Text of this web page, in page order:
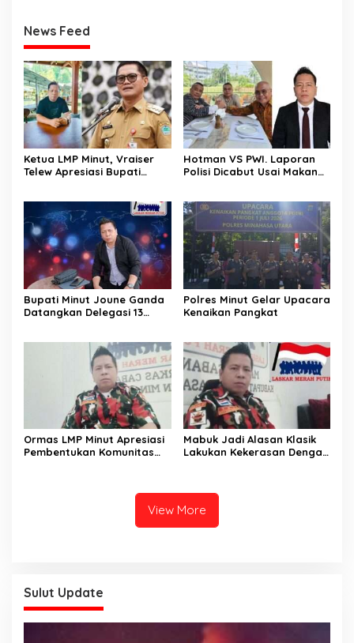
News Feed
Ketua LMP Minut, Vraiser
Telew Apresiasi Bupati
Ekonomi
Hotman VS PWI. Laporan
Polisi Dicabut Usai Makan
Vraiser Telew: Tindakan PWI
Blunder, Jadi Ancaman
Terhadap Marwah Pers
Bupati Minut Joune Ganda
Datangkan Delegasi 13
Bukan Sekedar Prestasi
Tapi Kerja Nyata Bupati
Untuk Daerahnya
Polres Minut Gelar Upacara
Kenaikan Pangkat
Ormas LMP Minut Apresiasi
Pembentukan Komunitas
Mabuk Jadi Alasan Klasik
Lakukan Kekerasan Dengan
View More
Sulut Update